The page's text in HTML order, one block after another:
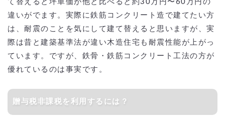
て替えると坪単価が他と比べると約30万円〜60万円の
違いがでます。実際に鉄筋コンクリート造で建てたい方
は、耐震のことを気にして建て替えると思いますが、実
際は昔と建築基準法が違い木造住宅も耐震性能が上がっ
ています。ですが、鉄骨・鉄筋コンクリート工法の方が
優れているのは事実です。
贈与税非課税を利用するには？